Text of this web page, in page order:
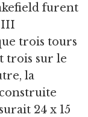
furent
III
trois tours
trois sur le
la
24 x 15